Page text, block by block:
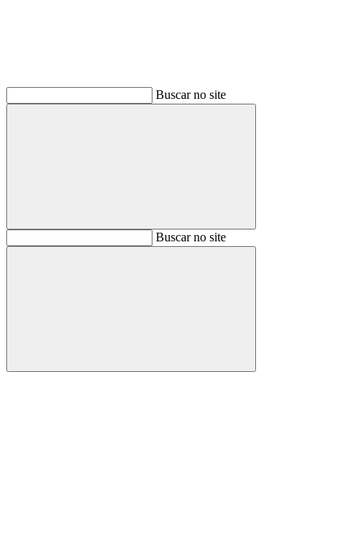
Buscar no site
BuscarBuscar no site
Buscar